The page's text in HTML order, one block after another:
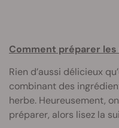
Comment préparer
Rien d’aussi délicieux
combinant des
herbe. Heureusement,
préparer, alors lisez la